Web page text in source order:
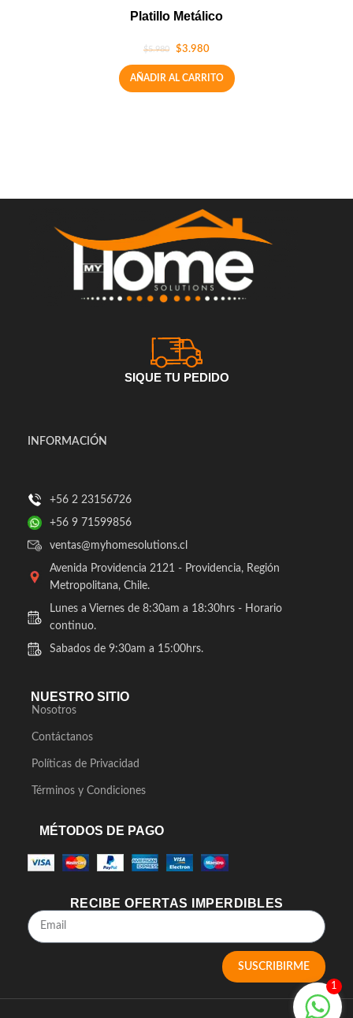
Platillo Metálico
$5.980 $3.980
AÑADIR AL CARRITO
SIQUE TU PEDIDO
INFORMACIÓN
+56 2 23156726
+56 9 71599856
ventas@myhomesolutions.cl
Avenida Providencia 2121 - Providencia, Región
Metropolitana, Chile.
Lunes a Viernes de 8:30am a 18:30hrs - Horario
continuo.
Sabados de 9:30am a 15:00hrs.
NUESTRO SITIO
Nosotros
Contáctanos
Políticas de Privacidad
Términos y Condiciones
MÉTODOS DE PAGO
RECIBE OFERTAS IMPERDIBLES
SUSCRIBIRME
1